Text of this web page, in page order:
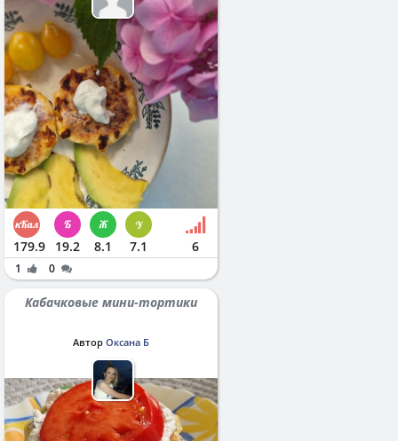
179.9 19.2 8.1 7.1 6
1 0
Кабачковые мини-тортики
Автор Оксана Б